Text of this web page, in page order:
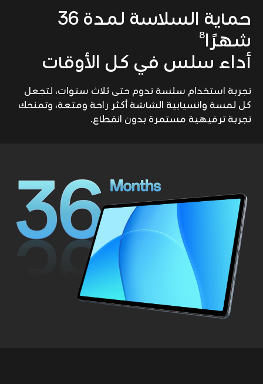
حماية السلاسة لمدة 36
شهرًا
8
أداء سلس في كل الأوقات
تجربة استخدام سلسة تدوم حتى ثلاث سنوات، لتجعل
كل لمسة وانسيابية الشاشة أكثر راحة ومتعة، وتمنحك
تجربة ترفيهية مستمرة بدون انقطاع.